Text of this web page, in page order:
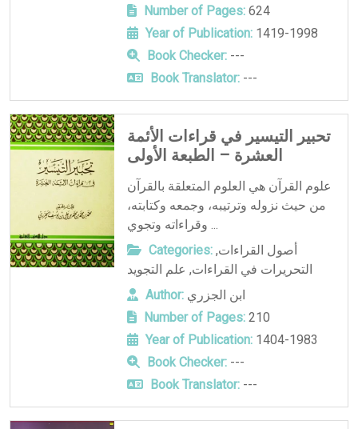
Number of Pages:624
Year of Publication:1419-1998
Book Checker:---
Book Translator:---
تحبير التيسير في قراءات الأئمة
العشرة – الطبعة الأولى
علوم القرآن هي العلوم المتعلقة بالقرآن
من حيث نزوله وترتيبه، وجمعه وكتابته،
وقراءاته وتجوي ...
Categories: أصول القراءات,
التحريرات في القراءات, علم التجويد
Author: ابن الجزري
Number of Pages:210
Year of Publication:1404-1983
Book Checker:---
Book Translator:---